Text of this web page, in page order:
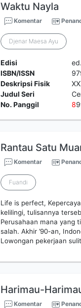
Waktu Nayla
Komentar
Djenar Maesa Ayu
Edisi
ISBN/ISSN
Deskripsi Fisik
Judul Seri
No. Panggil
8
Rantau Satu
Komentar
Fuandi
Life is perfect,
kelilingi, tulisannya
Perusahaan mana yang
salah. Akhir ’90-an,
Lowongan pekerjaan
Harimau-
Komentar